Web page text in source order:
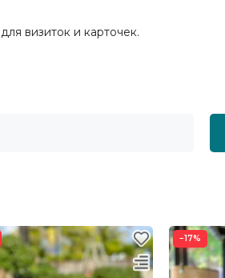
визиток и карточек.
−17%